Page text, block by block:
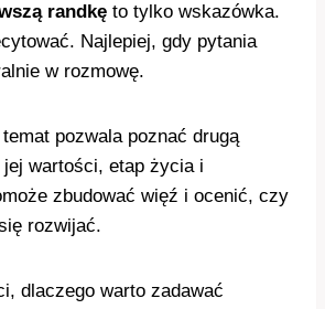
randkę to tylko wskazówka.
Najlepiej, gdy pytania
w rozmowę.
pozwala poznać drugą
wartości, etap życia i
zbudować więź i ocenić, czy
rozwijać.
dlaczego warto zadawać